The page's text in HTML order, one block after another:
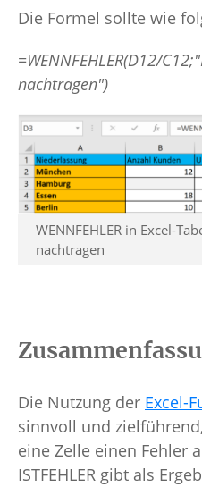
Die Formel sollte wie
=WENNFEHLER(D12/
nachtragen")
WENNFEHLER in Excel-
nachtragen
Die Nutzung der Excel-
sinnvoll und
eine Zelle einen Fehler
ISTFEHLER gibt als